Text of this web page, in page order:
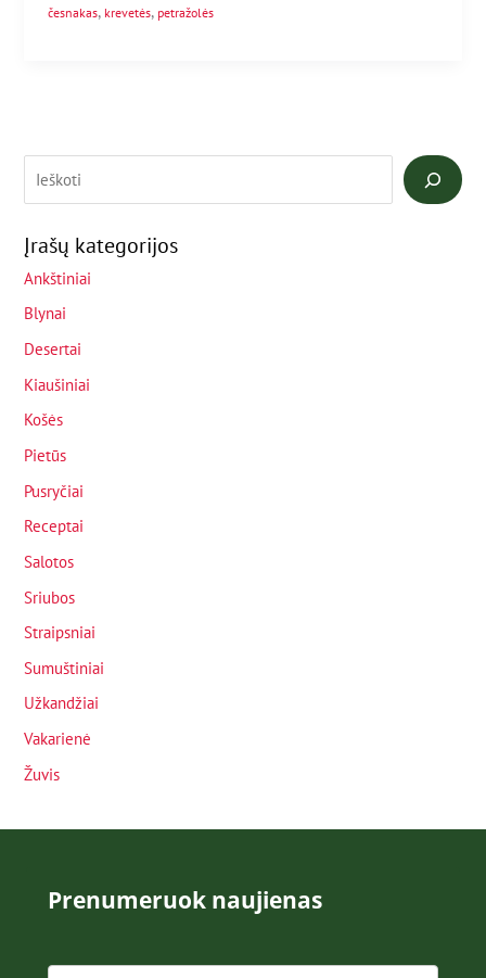
česnakas, krevetės, petražolės
Įrašų kategorijos
Ankštiniai
Blynai
Desertai
Kiaušiniai
Košės
Pietūs
Pusryčiai
Receptai
Salotos
Sriubos
Straipsniai
Sumuštiniai
Užkandžiai
Vakarienė
Žuvis
Prenumeruok naujienas